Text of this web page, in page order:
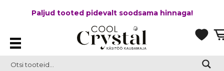
Paljud tooted pidevalt soodsama hinnaga!